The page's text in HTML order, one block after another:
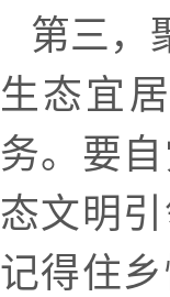
第三，
生态宜
务。要
态文明
记得住